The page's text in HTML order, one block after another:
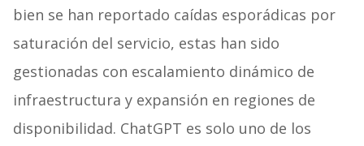
bien se han reportado caídas esporádicas por
saturación del servicio, estas han sido
gestionadas con escalamiento dinámico de
infraestructura y expansión en regiones de
disponibilidad. ChatGPT es solo uno de los